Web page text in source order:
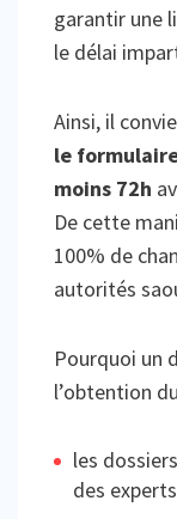
garantir une
le délai
Ainsi, il
le
moins 72h
De cette
100% de
autorités
Pourquoi un
l’obtention
les
des